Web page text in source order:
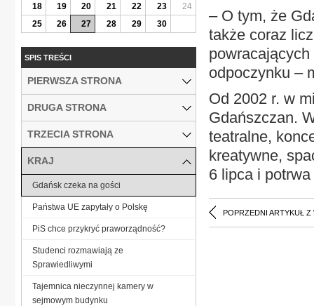
– O tym, że
także coraz
odpoczynku –
Od 2002 r. w
Gdańszczan.
teatralne,
kreatywne,
6 lipca i
POPRZEDNI ARTYKUŁ Z
18
19 20 21 22 23
24
25
26 27 28 29 30
SPIS TREŚCI
PIERWSZA STRONA
DRUGA STRONA
TRZECIA STRONA
KRAJ
Gdańsk czeka na gości
Państwa UE zapytały o Polskę
PiS chce przykryć praworządność?
Studenci rozmawiają ze
Sprawiedliwymi
Tajemnica nieczynnej kamery w
sejmowym budynku